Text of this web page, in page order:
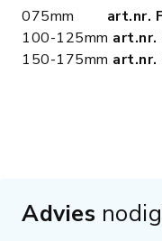
075mm
art.nr.
100-125mm art.nr.
150-175mm art.nr.
Advies